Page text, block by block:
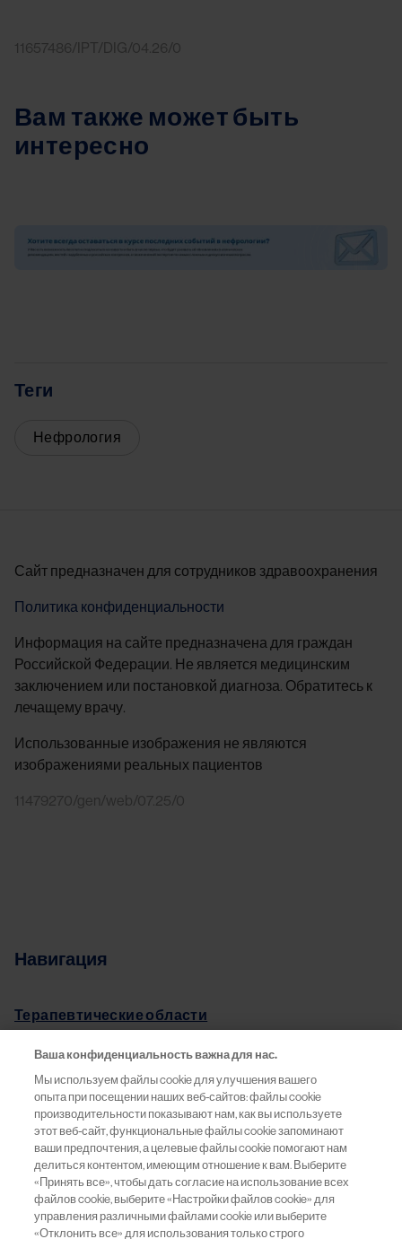
11657486/IPT/DIG/04.26/0
Вам также может быть
интересно
Теги
Нефрология
Сайт предназначен для сотрудников здравоохранения
Политика конфиденциальности
Информация на сайте предназначена для граждан
Российской Федерации. Не является медицинским
заключением или постановкой диагноза. Обратитесь к
лечащему врачу.
Использованные изображения не являются
изображениями реальных пациентов
11479270/gen/web/07.25/0
Навигация
Терапевтические области
Конгрессы
Pro.Баланс
Информация о препаратах
Обратная связь
Ваша конфиденциальность важна для нас.
Мы используем файлы cookie для улучшения вашего
опыта при посещении наших веб-сайтов: файлы cookie
производительности показывают нам, как вы используете
этот веб-сайт, функциональные файлы cookie запоминают
ваши предпочтения, а целевые файлы cookie помогают нам
делиться контентом, имеющим отношение к вам. Выберите
«Принять все», чтобы дать согласие на использование всех
файлов cookie, выберите «Настройки файлов cookie» для
управления различными файлами cookie или выберите
«Отклонить все» для использования только строго